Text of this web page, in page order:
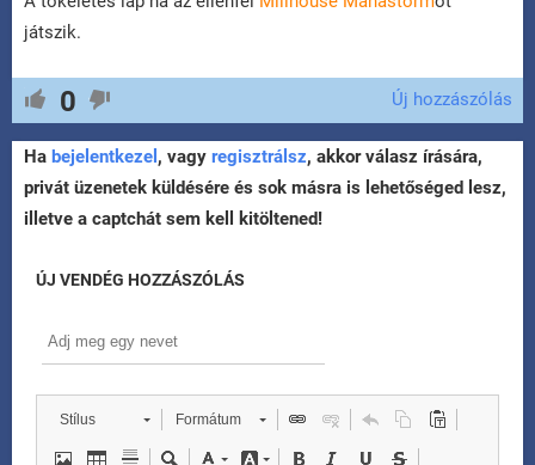
játszik.
0 Új hozzászólás
Ha bejelentkezel , vagy regisztrálsz, akkor válasz írására,
privát üzenetek küldésére és sok másra is lehetőséged lesz,
illetve a captchát sem kell kitöltened!
ÚJ VENDÉG HOZZÁSZÓLÁS
Stílus Formátum